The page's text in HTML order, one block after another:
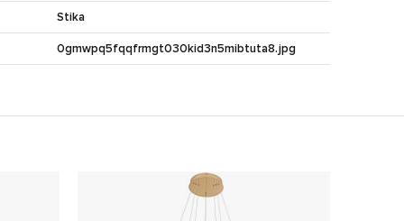
Stika
0gmwpq5fqqfrmgt030kid3n5mibtuta8.jpg